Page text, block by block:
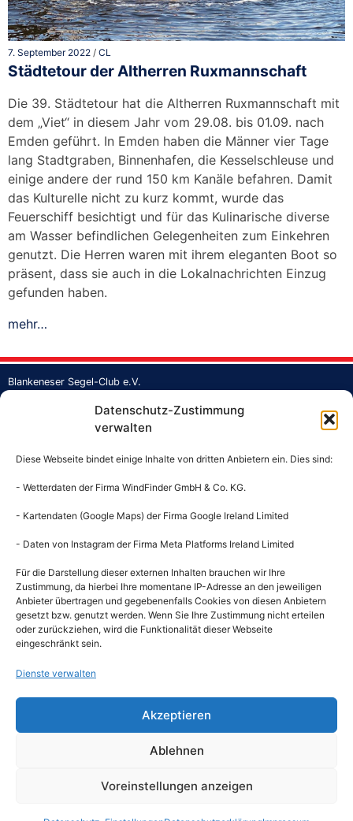
Datenschutz-Zustimmung
verwalten
Diese Webseite bindet einige Inhalte von dritten Anbietern ein. Dies sind:
- Wetterdaten der Firma WindFinder GmbH & Co. KG.
- Kartendaten (Google Maps) der Firma Google Ireland Limited
- Daten von Instagram der Firma Meta Platforms Ireland Limited
Für die Darstellung dieser externen Inhalten brauchen wir Ihre
Zustimmung, da hierbei Ihre momentane IP-Adresse an den jeweiligen
Anbieter übertragen und gegebenenfalls Cookies von diesen Anbietern
gesetzt bzw. genutzt werden. Wenn Sie Ihre Zustimmung nicht erteilen
oder zurückziehen, wird die Funktionalität dieser Webseite
eingeschränkt sein.
Dienste verwalten
Akzeptieren
Ablehnen
Voreinstellungen anzeigen
7. September 2022 / CL
Städtetour der Altherren Ruxmannschaft
Die 39. Städtetour hat die Altherren Ruxmannschaft mit
dem „Viet“ in diesem Jahr vom 29.08. bis 01.09. nach
Emden geführt. In Emden haben die Männer vier Tage
lang Stadtgraben, Binnenhafen, die Kesselschleuse und
einige andere der rund 150 km Kanäle befahren. Damit
das Kulturelle nicht zu kurz kommt, wurde das
Feuerschiff besichtigt und für das Kulinarische diverse
am Wasser befindlichen Gelegenheiten zum Einkehren
genutzt. Die Herren waren mit ihrem eleganten Boot so
präsent, dass sie auch in die Lokalnachrichten Einzug
gefunden haben.
mehr…
Altherren
Ruxmannschaft“
Blankeneser Segel-Club e.V.
Jollenhafen Blankenese
Fax: +49 40 860397
Mail:
buero@bsc-hamburg.de
Geschäftsstelle
Mi: 13 – 18 Uhr
Gastronomie
Mo. bis So. von 12 – 22 Uhr
kein Ruhetag
Clubkonto
IBAN: DE14200505501265109379
IBAN: DE92200505501265135135
Datenschutz-Einstellungen